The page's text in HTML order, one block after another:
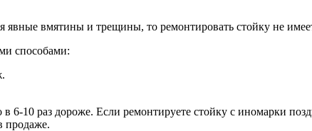
вмятины и трещины, то ремонтировать стойку не
способами:
6-10 раз дороже. Если ремонтируете стойку с иномарки
продаже.